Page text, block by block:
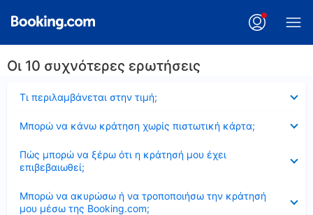
Οι 10 συχνότερες ερωτήσεις
Τι περιλαμβάνεται στην τιμή;
Μπορώ να κάνω κράτηση χωρίς πιστωτική κάρτα;
Πώς μπορώ να ξέρω ότι η κράτησή μου έχει
επιβεβαιωθεί;
Μπορώ να ακυρώσω ή να τροποποιήσω την κράτησή
μου μέσω της Booking.com;